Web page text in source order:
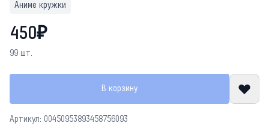
Аниме кружки
450₽
99 шт.
В корзину
Артикул: 00450953893458756093